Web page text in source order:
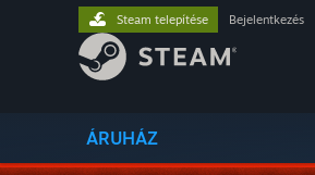
ÁRUHÁZ
Steam telepítése Bejelentkezés